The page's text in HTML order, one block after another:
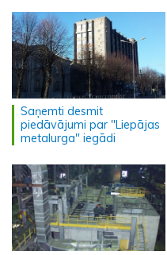
Saņemti desmit
piedāvājumi par "Liepājas
metalurga" iegādi